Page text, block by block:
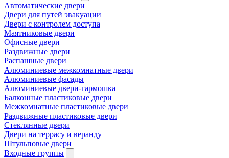
Автоматические двери
Двери для путей эвакуации
Двери с контролем доступа
Маятниковые двери
Офисные двери
Раздвижные двери
Распашные двери
Алюминиевые межкомнатные двери
Алюминиевые фасады
Алюминиевые двери-гармошка
Балконные пластиковые двери
Межкомнатные пластиковые двери
Раздвижные пластиковые двери
Стеклянные двери
Двери на террасу и веранду
Штульповые двери
Входные группы